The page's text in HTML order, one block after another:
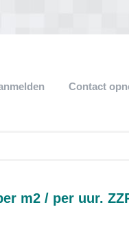
Contact
m2 / per uur.